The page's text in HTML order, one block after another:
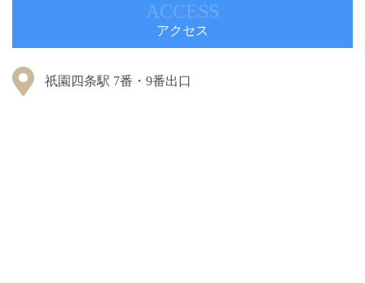
ACCESS
アクセス
祇園四条駅 7番・9番出口